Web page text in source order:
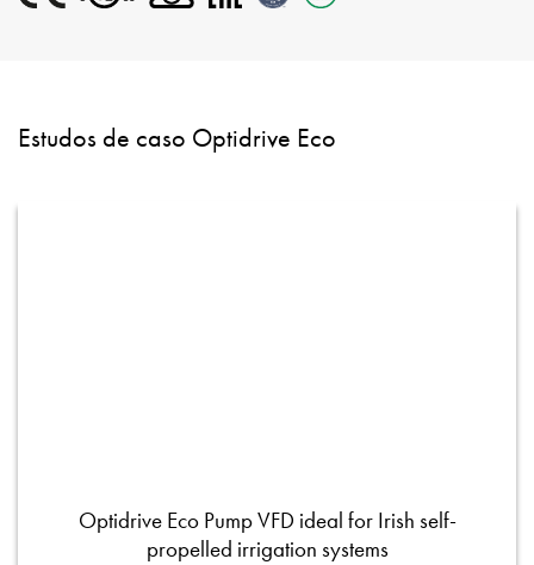
Estudos de caso Optidrive Eco
Optidrive Eco Pump VFD ideal for Irish self-
propelled irrigation systems